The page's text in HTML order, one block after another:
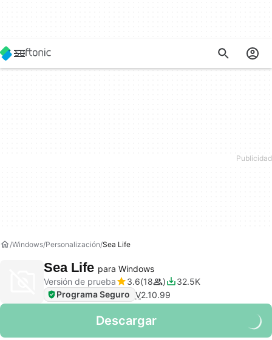
Windows Personalización Sea Life
Sea Life para Windows
Versión de prueba
3.6 18
32.5K
Programa Seguro V2.10.99
Descargar